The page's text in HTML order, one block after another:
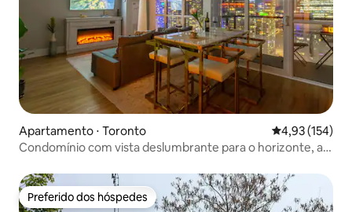
Apartamento ⋅ Toronto 4,93 de uma
4,93 (154)
Condomínio com vista deslumbrante para o horizonte, a
Preferido dos hóspedes
Preferido dos hóspedes